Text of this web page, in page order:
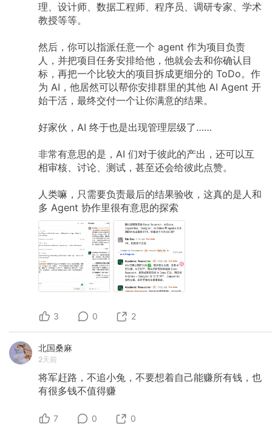
理、设计师、数据工程师、程序员、调研专家、学术
教授等等。
然后，你可以指派任意一个 agent 作为项目负责
人，并把项目任务安排给他，他就会去和你确认目
标，再把一个比较大的项目拆成更细分的 ToDo。作
为 AI，他居然可以帮你安排群里的其他 AI Agent 开
始干活，最终交付一个让你满意的结果。
好家伙，AI 终于也是出现管理层级了……
非常有意思的是，AI 们对于彼此的产出，还可以互
相审核、讨论、测试，甚至还会给彼此点赞。
人类嘛，只需要负责最后的结果验收，这真的是人和
多 Agent 协作里很有意思的探索
3 0 2
北国桑麻
2天前
将军赶路，不追小兔，不要想着自己能赚所有钱，也
有很多钱不值得赚
7 0 0